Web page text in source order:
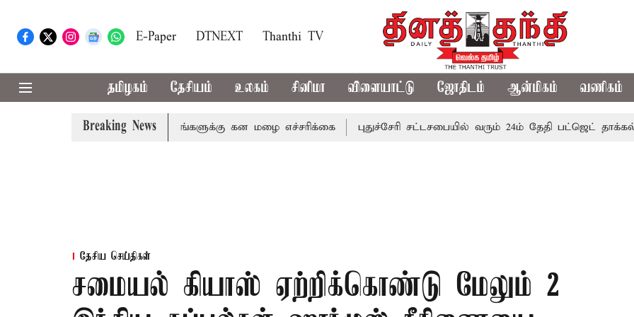
E-Paper DTNEXT Thanthi TV
தமிழகம் தேசியம் உலகம் சினிமா விளையாட்டு ஜோதிடம் ஆன்மிகம் வணிகம்
Breaking News
ஆகிய மாவட்டங்களுக்கு கன மழை எச்சரிக்கை புதுச்சேரி சட்டசபையில் வரும் 24ம் தேதி பட்ஜெட் தாக்கல்
தேசிய செய்திகள்
சமையல் கியாஸ் ஏற்றிக்கொண்டு மேலும் 2